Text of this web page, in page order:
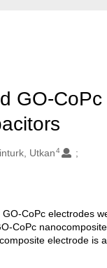
GO-
Utkan 4
CoPc electrodes
CoPc
electrode is